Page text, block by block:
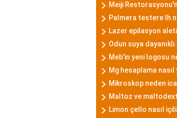
Meiji
Palmera testere lh
Lazer epilasyon
Odun suya dayanıklı
Meb'in yeni logosu
Mg hesaplama nasıl
Mikroskop neden
Maltoz ve
Limon çello nasıl